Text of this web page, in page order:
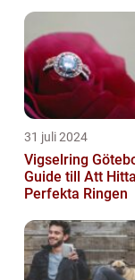
31 juli 2024
Vigselring
Guide till Att
Perfekta Ringen